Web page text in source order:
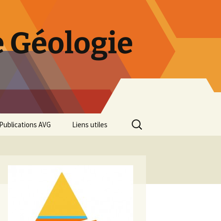
Publications AVG
Diaporama Exposition
minéralogique AVG 2016
Liens utiles
Rechercher :